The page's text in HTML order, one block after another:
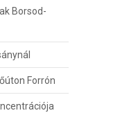
Borsod-
Forrón